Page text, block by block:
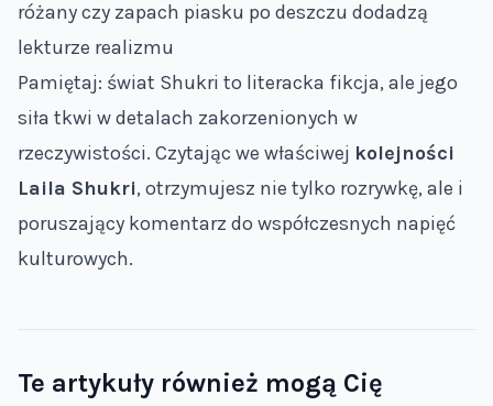
różany czy zapach piasku po deszczu dodadzą
lekturze realizmu
Pamiętaj: świat Shukri to literacka fikcja, ale jego
siła tkwi w detalach zakorzenionych w
rzeczywistości. Czytając we właściwej kolejności
Laila Shukri, otrzymujesz nie tylko rozrywkę, ale i
poruszający komentarz do współczesnych napięć
kulturowych.
Te artykuły również mogą Cię